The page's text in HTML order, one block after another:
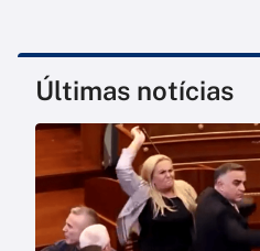
Últimas notícias